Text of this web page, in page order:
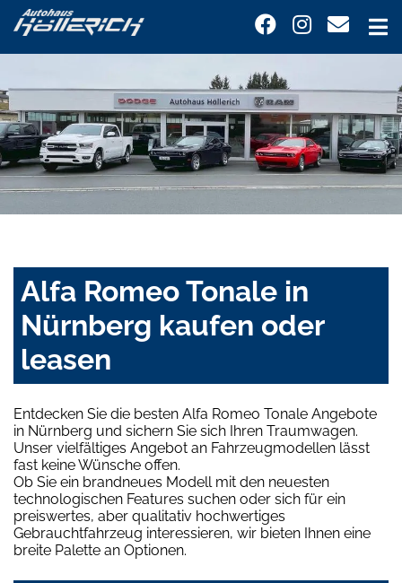
Alfa Romeo Tonale in
Nürnberg kaufen oder
leasen
Entdecken Sie die besten Alfa Romeo Tonale Angebote
in Nürnberg und sichern Sie sich Ihren Traumwagen.
Unser vielfältiges Angebot an Fahrzeugmodellen lässt
fast keine Wünsche offen.
Ob Sie ein brandneues Modell mit den neuesten
technologischen Features suchen oder sich für ein
preiswertes, aber qualitativ hochwertiges
Gebrauchtfahrzeug interessieren, wir bieten Ihnen eine
breite Palette an Optionen.